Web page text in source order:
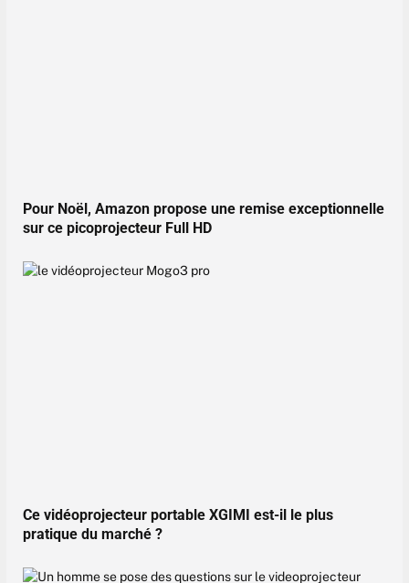
Pour Noël, Amazon propose une remise exceptionnelle
sur ce picoprojecteur Full HD
Ce vidéoprojecteur portable XGIMI est-il le plus
pratique du marché ?